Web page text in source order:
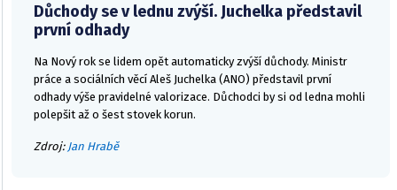
Důchody se v lednu zvýší. Juchelka představil
první odhady
Na Nový rok se lidem opět automaticky zvýší důchody. Ministr
práce a sociálních věcí Aleš Juchelka (ANO) představil první
odhady výše pravidelné valorizace. Důchodci by si od ledna mohli
polepšit až o šest stovek korun.
Zdroj: Jan Hrabě